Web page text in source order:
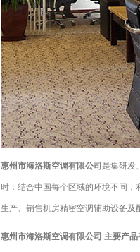
惠州市海洛斯空调有限公司 是集研发
时：结合中国每个区域的环境不同
生产、销售机房精密空调辅助设备
惠州市海洛斯空调有限公司 主要产品